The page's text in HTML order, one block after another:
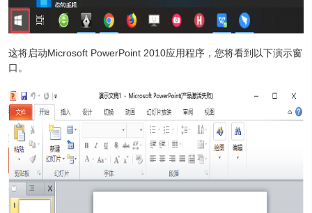
这将启动Microsoft PowerPoint 2010应用程序，您将看到以下演示窗
口。